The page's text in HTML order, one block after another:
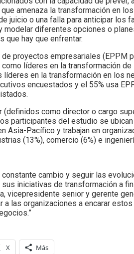
amenaza la transformación en
juicio o una falla para anticipar los
diferentes opciones o
hay que enfrentar.
proyectos empresariales (EPPM
líderes en la transformación
en la transformación en los
encuestados y el 55% usa
como director o cargo
participantes del estudio se
Asia-Pacífico y trabajan en
(13%), comercio (6%) e
constante cambio y seguir las
iniciativas de transformación a
vicepresidente senior y gerente
a las organizaciones a encarar
X Más